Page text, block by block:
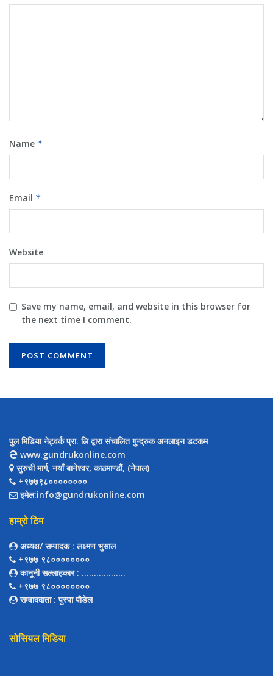
Name *
Email *
Website
Save my name, email, and website in this browser for
the next time I comment.
पुल मिडिया नेट्वर्क प्रा. लि द्वारा संचालित गुन्द्रुक अनलाइन डटकम
www.gundrukonline.com
सुरुची मार्ग, नयाँ बानेश्वर, काठमाण्डौैं, (नेपाल)
+९७७९८००००००००
इमेल:info@gundrukonline.com
हाम्रो टिम
अध्यक्ष/ सम्पादक: लक्ष्मण भुसाल
+९७७ ९८००००००००
कानूनी सल्लाहकार: ..................
+९७७ ९८००००००००
सम्वाददाता: पुस्पा पौडेल
सोसियल मिडिया